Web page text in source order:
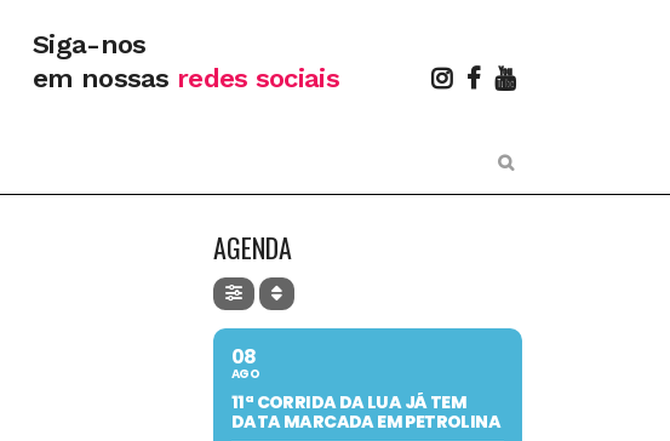
Siga-nos
em nossas redes sociais
AGENDA
08
AGO
11ª CORRIDA DA LUA JÁ TEM
DATA MARCADA EM PETROLINA